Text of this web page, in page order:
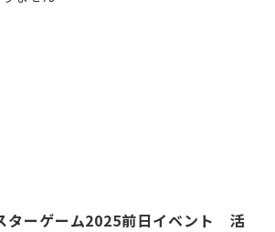
ターゲーム2025前日イベント 活